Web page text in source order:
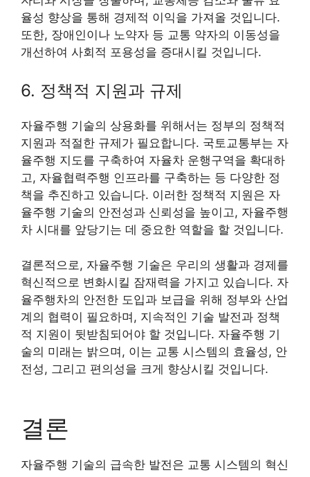
율성 향상을 통해 경제적 이익을 가져올 것입니다.
또한, 장애인이나 노약자 등 교통 약자의 이동성을
개선하여 사회적 포용성을 증대시킬 것입니다.
6. 정책적 지원과 규제
자율주행 기술의 상용화를 위해서는 정부의 정책적
지원과 적절한 규제가 필요합니다. 국토교통부는 자
율주행 지도를 구축하여 자율차 운행구역을 확대하
고, 자율협력주행 인프라를 구축하는 등 다양한 정
책을 추진하고 있습니다. 이러한 정책적 지원은 자
율주행 기술의 안전성과 신뢰성을 높이고, 자율주행
차 시대를 앞당기는 데 중요한 역할을 할 것입니다.
결론적으로, 자율주행 기술은 우리의 생활과 경제를
혁신적으로 변화시킬 잠재력을 가지고 있습니다. 자
율주행차의 안전한 도입과 보급을 위해 정부와 산업
계의 협력이 필요하며, 지속적인 기술 발전과 정책
적 지원이 뒷받침되어야 할 것입니다. 자율주행 기
술의 미래는 밝으며, 이는 교통 시스템의 효율성, 안
전성, 그리고 편의성을 크게 향상시킬 것입니다.
결론
자율주행 기술의 급속한 발전은 교통 시스템의 혁신